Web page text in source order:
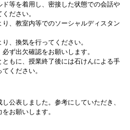
等を着用し、密接した状態での会話や
ださい。
、教室内等でのソーシャルディスタン
、換気を行ってください。
ず出欠確認をお願いします。
もに、授業終了後には石けんによる手
ください。
公表しました。参考にしていただき、
お願いします。